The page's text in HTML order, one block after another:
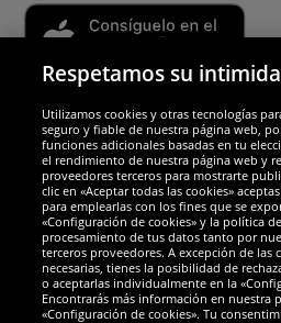
Socios y seguridad
Respetamos su
Utilizamos cookies y otras tecnologías
seguro y fiable de nuestra página web,
funciones adicionales basadas en tu
el rendimiento de nuestra página web y
proveedores terceros para mostrarte
clic en «Aceptar todas las cookies»
para emplearlas con los fines que se
«Configuración de cookies» y la política
procesamiento de tus datos tanto por
terceros proveedores. A excepción de las
necesarias, tienes la posibilidad de
o aceptarlas individualmente en la
Encontrarás más información en nuestra
«Configuración de cookies». Tu